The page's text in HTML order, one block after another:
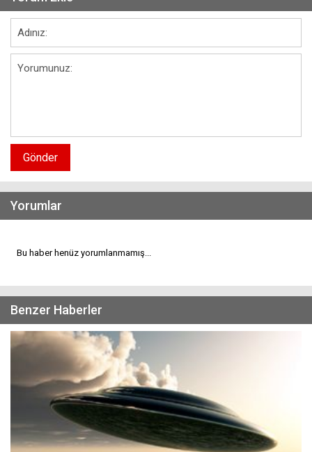
Gönder
Yorumlar
Bu haber henüz yorumlanmamış...
Benzer Haberler